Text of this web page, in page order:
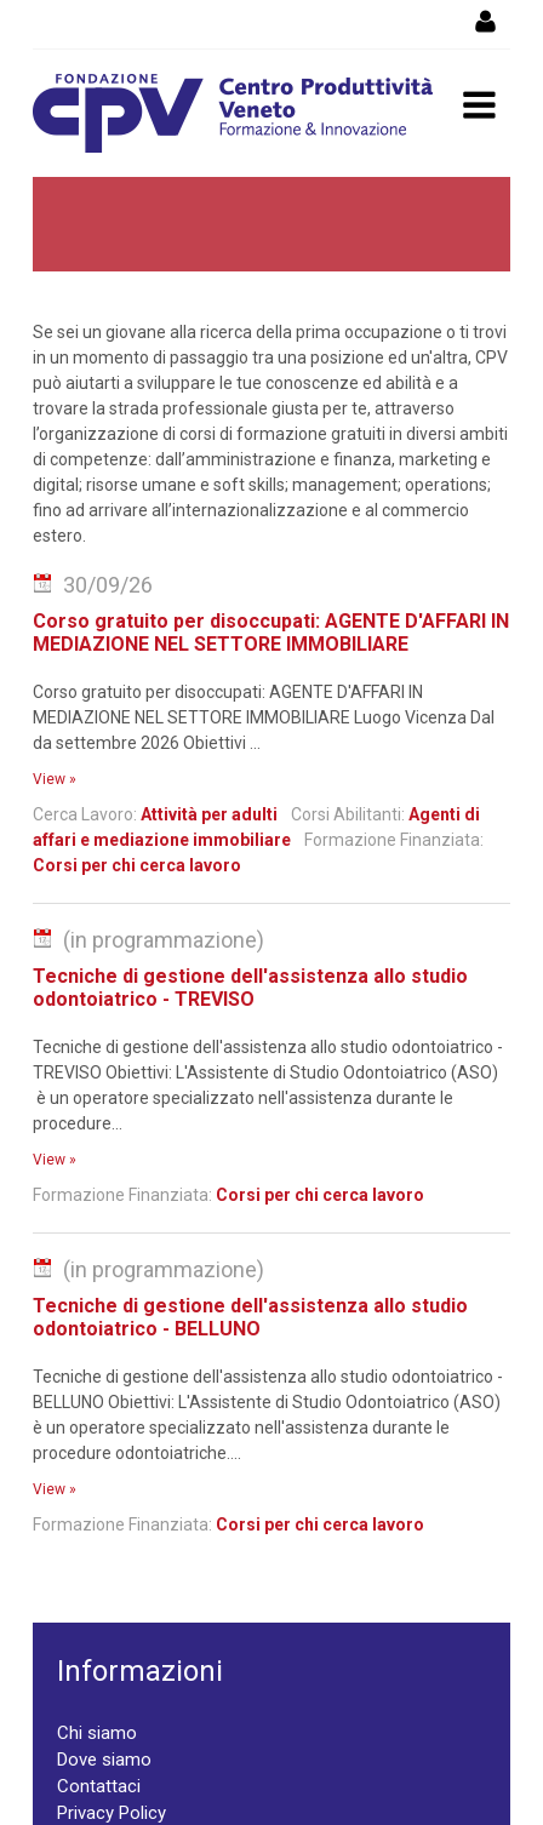
Se sei un giovane alla ricerca della prima occupazione o ti trovi
in un momento di passaggio tra una posizione ed un'altra, CPV
può aiutarti a sviluppare le tue conoscenze ed abilità e a
trovare la strada professionale giusta per te, attraverso
l’organizzazione di corsi di formazione gratuiti in diversi ambiti
di competenze: dall’amministrazione e finanza, marketing e
digital; risorse umane e soft skills; management; operations;
fino ad arrivare all’internazionalizzazione e al commercio
estero.
Corso gratuito per disoccupati: AGENTE D'AFFARI IN
MEDIAZIONE NEL SETTORE IMMOBILIARE
Corso gratuito per disoccupati: AGENTE D'AFFARI IN
MEDIAZIONE NEL SETTORE IMMOBILIARE Luogo Vicenza Dal
da settembre 2026 Obiettivi ...
View »
Cerca Lavoro: Attività per adulti Corsi Abilitanti: Agenti di
affari e mediazione immobiliare
Formazione Finanziata:
Corsi per chi cerca lavoro
30/09/26
Tecniche di gestione dell'assistenza allo studio
odontoiatrico - TREVISO
Tecniche di gestione dell'assistenza allo studio odontoiatrico -
TREVISO Obiettivi: L'Assistente di Studio Odontoiatrico (ASO)
è un operatore specializzato nell'assistenza durante le
procedure...
View »
Formazione Finanziata: Corsi per chi cerca lavoro
(in programmazione)
Tecniche di gestione dell'assistenza allo studio
odontoiatrico - BELLUNO
Tecniche di gestione dell'assistenza allo studio odontoiatrico -
BELLUNO Obiettivi: L'Assistente di Studio Odontoiatrico (ASO)
è un operatore specializzato nell'assistenza durante le
procedure odontoiatriche....
View »
Formazione Finanziata: Corsi per chi cerca lavoro
(in programmazione)
Informazioni
Chi siamo
Dove siamo
Contattaci
Privacy Policy